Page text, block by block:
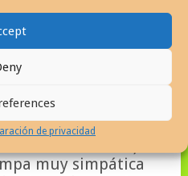
de privacidad
Juan Star»,José
(con sutiles sátiras
racial y el post-
de
muy ágil sobre la
).Jesús González
muy simpática